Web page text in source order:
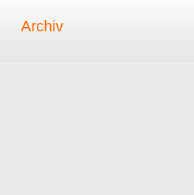
Archiv